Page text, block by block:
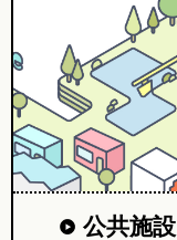
公共施設